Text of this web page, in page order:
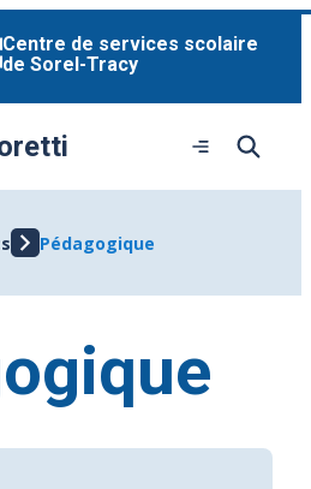
Centre de services scolaire
de Sorel-Tracy
Ouvrir
Pédagogique